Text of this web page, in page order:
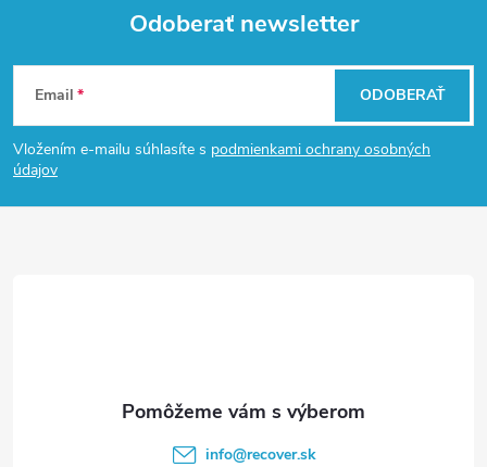
Z
á
p
Odoberať newsletter
Email
Vložením e-mailu súhlasíte s podmienkami ochrany osobných
údajov
ODOBERAŤ
info@recover.sk